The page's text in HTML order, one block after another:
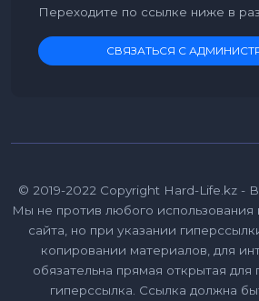
Переходите по ссылке ниже в
СВЯЗАТЬСЯ С
© 2019-2022 Copyright Hard-Life.kz -
Мы не против любого использования
сайта, но при указании
копировании материалов, для
обязательна прямая открытая для
гиперссылка. Ссылка должна